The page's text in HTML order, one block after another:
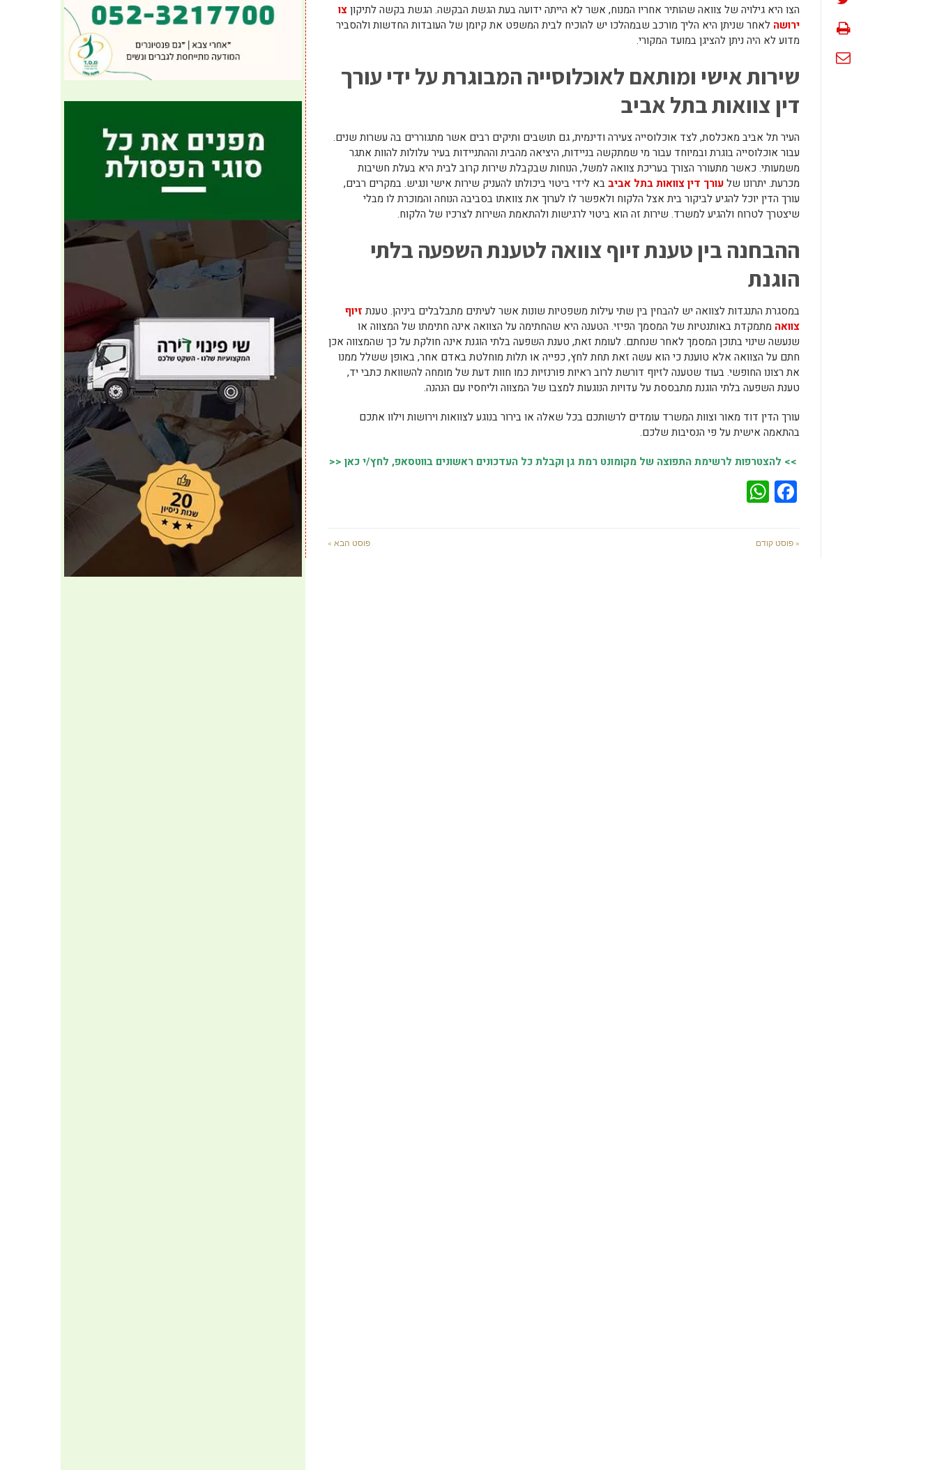
הצו היא גילויה של צוואה שהותיר אחריו המנוח, אשר לא הייתה ידועה בעת הגשת הבקשה. הגשת בקשה לתיקוןצו
ירושה לאחר שניתן היא הליך מורכב שבמהלכו יש להוכיח לבית המשפט את קיומן של העובדות החדשות ולהסביר
מדוע לא היה ניתן להציגן במועד המקורי.
שירות אישי ומותאם לאוכלוסייה המבוגרת על ידי עורך
דין צוואות בתל אביב
העיר תל אביב מאכלסת, לצד אוכלוסייה צעירה ודינמית, גם תושבים ותיקים רבים אשר מתגוררים בה עשרות שנים.
עבור אוכלוסייה בוגרת ובמיוחד עבור מי שמתקשה בניידות, היציאה מהבית וההתניידות בעיר עלולות להוות אתגר
משמעותי. כאשר מתעורר הצורך בעריכת צוואה למשל, הנוחות שבקבלת שירות קרוב לבית היא בעלת חשיבות
מכרעת. יתרונו שלעורך דין צוואות בתל אביבבא לידי ביטוי ביכולתו להעניק שירות אישי ונגיש. במקרים רבים,
עורך הדין יוכל להגיע לביקור בית אצל הלקוח ולאפשר לו לערוך את צוואתו בסביבה הנוחה והמוכרת לו מבלי
שיצטרך לטרוח ולהגיע למשרד. שירות זה הוא ביטוי לרגישות ולהתאמת השירות לצרכיו של הלקוח.
ההבחנה בין טענת זיוף צוואה לטענת השפעה בלתי
הוגנת
במסגרת התנגדות לצוואה יש להבחין בין שתי עילות משפטיות שונות אשר לעיתים מתבלבלים ביניהן. טענת זיוף
צוואה מתמקדת באותנטיות של המסמך הפיזי. הטענה היא שהחתימה על הצוואה אינה חתימתו של המצווה או
שנעשה שינוי בתוכן המסמך לאחר שנחתם. לעומת זאת, טענת השפעה בלתי הוגנת אינה חולקת על כך שהמצווה אכן
חתם על הצוואה אלא טוענת כי הוא עשה זאת תחת לחץ, כפייה או תלות מוחלטת באדם אחר, באופן ששלל ממנו
את רצונו החופשי. בעוד שטענה לזיוף דורשת לרוב ראיות פורנזיות כמו חוות דעת של מומחה להשוואת כתבי יד,
טענת השפעה בלתי הוגנת מתבססת על עדויות הנוגעות למצבו של המצווה וליחסיו עם הנהנה.
עורך הדין דוד מאור וצוות המשרד עומדים לרשותכם בכל שאלה או בירור בנוגע לצוואות וירושות וילוו אתכם
בהתאמה אישית על פי הנסיבות שלכם.
>> להצטרפות לרשימת התפוצה של מקומונט רמת גן וקבלת כל העדכונים ראשונים בווטסאפ, לחץ/י כאן <<
Facebook
« פוסט קודם פוסט הבא »